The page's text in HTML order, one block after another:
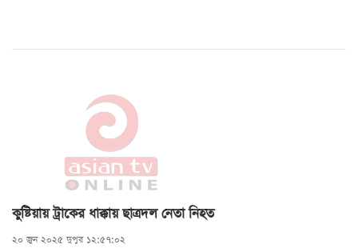
কুষ্টিয়ায় ট্রাকের ধাক্কায় ছাত্রদল নেতা নিহত
২০ জুন ২০২৫ দুপুর ১২:৫৭:০২